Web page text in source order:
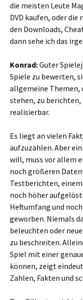
die meisten Leute
DVD kaufen, oder
den Downloads,
dann sehe ich das
Konrad:Guter
Spiele zu bewerten,
allgemeine Themen,
stehen, zu
realisierbar.
Es liegt an vielen
aufzuzählen. Aber
will, muss vor allem
noch größeren
Testberichten,
noch höher
Heftumfang und
geworben. Niemals
beleuchten oder
zu beschreiten.
Spiel mit einer
können, zeigt
Zahlen, Fakten und